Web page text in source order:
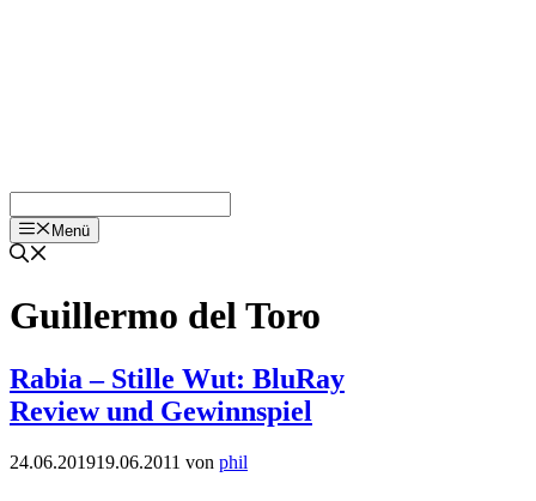
Menü
Guillermo del Toro
Rabia – Stille Wut: BluRay
Review und Gewinnspiel
24.06.201919.06.2011 von phil